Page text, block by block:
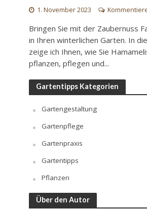
1. November 2023
Bringen Sie mit der Zaubernuss
in Ihren winterlichen Garten. In
zeige ich Ihnen, wie Sie
pflanzen, pflegen und...
Gartentipps Kategorien
Gartengestaltung
Gartenpflege
Gartenpraxis
Gartentipps
Pflanzen
Über den Autor